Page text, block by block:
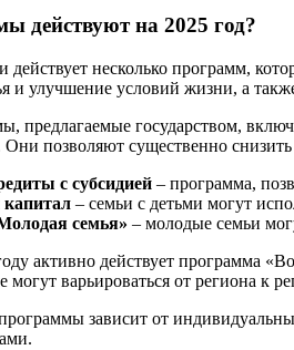
действуют на 2025 год?
действует несколько программ,
и улучшение условий жизни, а
предлагаемые государством,
позволяют существенно
с субсидией – программа,
– семьи с детьми могут
семья» – молодые семьи
активно действует программа
могут варьироваться от региона к
зависит от